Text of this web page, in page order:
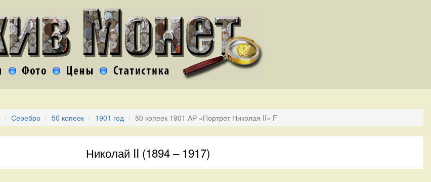
Серебро 50 копеек 1901 год 50 копеек 1901 АР «Портрет Николая II» F
Николай II (1894 – 1917)